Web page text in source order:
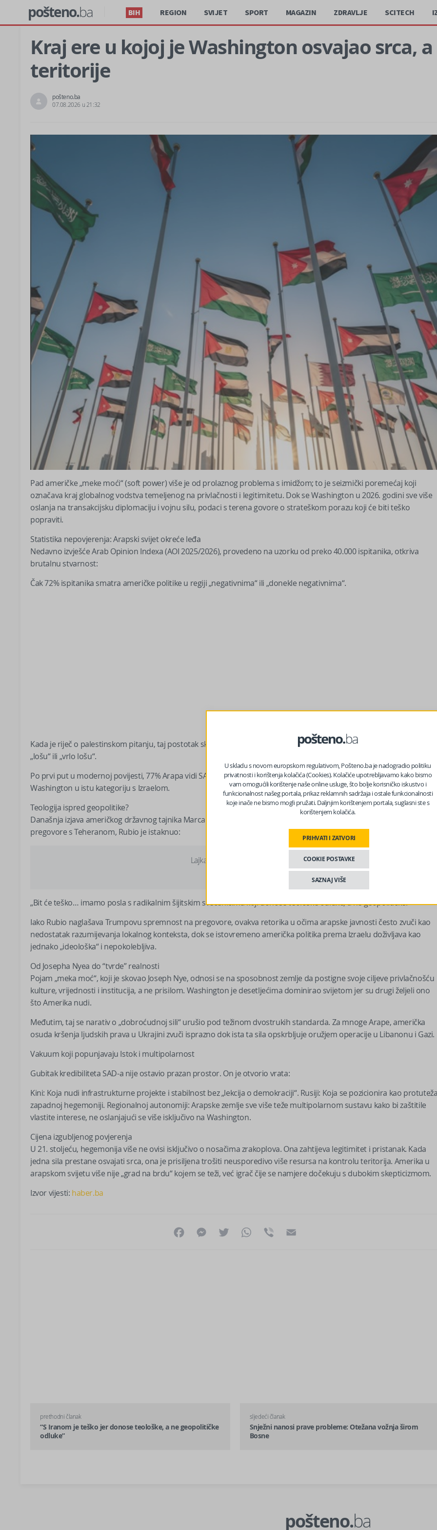
pošteno.ba BIH REGION SVIJET SPORT MAGAZIN ZDRAVLJE SCITECH
Kraj ere u kojoj je Washington osvajao srca,
teritorije
pošteno.ba
07.08.2026 u 21:32
Pad američke „meke moći“ (soft power) više je od prolaznog problema s imidžom; to je seizmički poremećaj koji
označava kraj globalnog vodstva temeljenog na privlačnosti i legitimitetu. Dok se Washington u 2026. godini sve više
oslanja na transakcijsku diplomaciju i vojnu silu, podaci s terena govore o strateškom porazu koji će biti teško
popraviti.
Statistika nepovjerenja: Arapski svijet okreće leđa
Nedavno izvješće Arab Opinion Indexa (AOI 2025/2026), provedeno na uzorku od preko 40.000 ispitanika, otkriva
brutalnu stvarnost:
Čak 72% ispitanika smatra američke politike u regiji „negativnima“ ili „donekle negativnima“.
Kada je riječ o palestinskom pitanju, taj postotak skače na nevjerojatnih 76% onih koji politiku SAD-a opisuju kao
„lošu“ ili „vrlo lošu“.
Po prvi put u modernoj povijesti, 77% Arapa vidi SAD kao jedan od najvećih izvora regionalne nestabilnosti, stavljajući
Washington u istu kategoriju s Izraelom.
Teologija ispred geopolitike?
Današnja izjava američkog državnog tajnika Marca Rubija iz Budimpešte dodatno oslikava ovaj rascjep. Komentirajući
pregovore s Teheranom, Rubio je istaknuo:
Lajkajte nas na Facebooku?
„Bit će teško… imamo posla s radikalnim šijitskim svećenicima koji donose teološke odluke, a ne geopolitičke.“
Iako Rubio naglašava Trumpovu spremnost na pregovore, ovakva retorika u očima arapske javnosti često zvuči kao
nedostatak razumijevanja lokalnog konteksta, dok se istovremeno američka politika prema Izraelu doživljava kao
jednako „ideološka“ i nepokolebljiva.
Od Josepha Nyea do “tvrde” realnosti
Pojam „meka moć“, koji je skovao Joseph Nye, odnosi se na sposobnost zemlje da postigne svoje ciljeve privlačnošću
kulture, vrijednosti i institucija, a ne prisilom. Washington je desetljećima dominirao svijetom jer su drugi željeli ono
što Amerika nudi.
Međutim, taj se narativ o „dobroćudnoj sili“ urušio pod težinom dvostrukih standarda. Za mnoge Arape, američka
osuda kršenja ljudskih prava u Ukrajini zvuči isprazno dok ista ta sila opskrbljuje oružjem operacije u Libanonu i Gazi.
Vakuum koji popunjavaju Istok i multipolarnost
Gubitak kredibiliteta SAD-a nije ostavio prazan prostor. On je otvorio vrata:
Kini: Koja nudi infrastrukturne projekte i stabilnost bez „lekcija o demokraciji“. Rusiji: Koja se pozicionira kao
zapadnoj hegemoniji. Regionalnoj autonomiji: Arapske zemlje sve više teže multipolarnom sustavu kako bi zaštitile
vlastite interese, ne oslanjajući se više isključivo na Washington.
Cijena izgubljenog povjerenja
U 21. stoljeću, hegemonija više ne ovisi isključivo o nosačima zrakoplova. Ona zahtijeva legitimitet i pristanak. Kada
jedna sila prestane osvajati srca, ona je prisiljena trošiti neusporedivo više resursa na kontrolu teritorija. Amerika u
arapskom svijetu više nije „grad na brdu“ kojem se teži, već igrač čije se namjere dočekuju s dubokim skepticizmom.
Izvor vijesti: haber.ba
FacebookMessenger
Twitter WhatsApp
Viber
prethodni članak
“S Iranom je teško jer donose teološke, a ne geopolitičke
odluke”
sljedeći članak
Snježni nanosi prave probleme: Otežana vožnja širom
Bosne
U skladu s novom europskom regulativom, Pošteno.ba je nadogradio politiku
privatnosti i korištenja kolačića (Cookies). Kolačiće upotrebljavamo kako bismo
vam omogućili korištenje naše online usluge, što bolje korisničko iskustvo i
funkcionalnost našeg portala, prikaz reklamnih sadržaja i ostale funkcionalnosti
koje inače ne bismo mogli pružati. Daljnjim korištenjem portala, suglasni ste s
korištenjem kolačića.
PRIHVATI I ZATVORI
COOKIE POSTAVKE
SAZNAJ VIŠE
pošteno.ba